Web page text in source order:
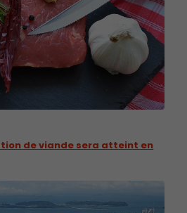
de viande sera atteint en